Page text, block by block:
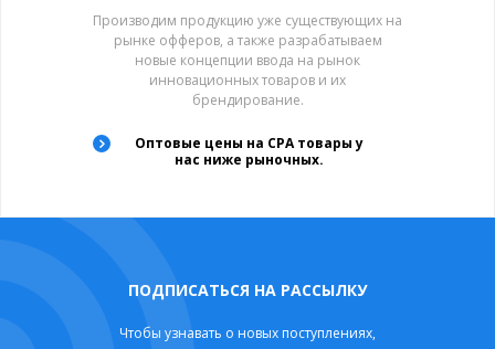
Производим продукцию уже существующих на
рынке офферов, а также разрабатываем
новые концепции ввода на рынок
инновационных товаров и их
брендирование.
Оптовые цены на CPA товары у
нас ниже рыночных.
ПОДПИСАТЬСЯ НА РАССЫЛКУ
Чтобы узнавать о новых поступлениях,